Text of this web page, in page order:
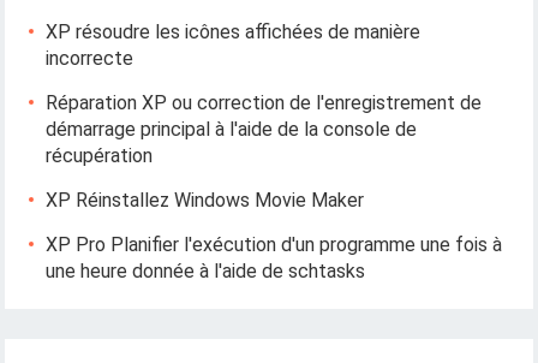
XP résoudre les icônes affichées de manière
incorrecte
Réparation XP ou correction de l'enregistrement de
démarrage principal à l'aide de la console de
récupération
XP Réinstallez Windows Movie Maker
XP Pro Planifier l'exécution d'un programme une fois à
une heure donnée à l'aide de schtasks